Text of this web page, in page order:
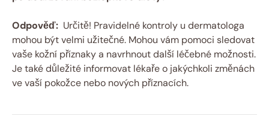
Odpověď: ⁤ Určitě! Pravidelné‍ kontroly u dermatologa
mohou⁤ být velmi užitečné. Mohou vám pomoci sledovat
vaše kožní ​příznaky a navrhnout ‌další léčebné možnosti.
Je ‌také důležité informovat lékaře o ‌jakýchkoli změnách ​
ve vaší pokožce nebo nových ⁣příznacích.